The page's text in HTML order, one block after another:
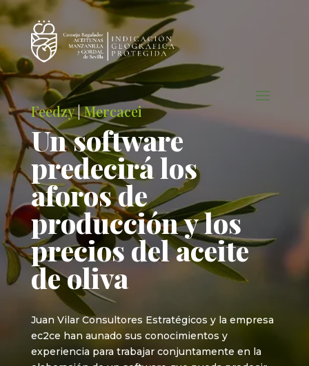
Feedzy|Mercacei
Un software
predecirá los
aforos de
producción y los
precios del aceite
de oliva
Juan Vilar Consultores Estratégicos y la empresa
ec2ce han aunado sus conocimientos y
experiencia para trabajar conjuntamente en la